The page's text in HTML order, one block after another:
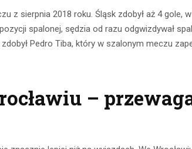
z sierpnia 2018 roku. Śląsk zdobył aż 4 gole,
spalonej, sędzia od razu odgwizdywał
Pedro Tiba, który w szalonym meczu
–